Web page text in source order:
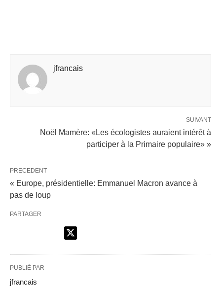
jfrancais
SUIVANT
Noël Mamère: «Les écologistes auraient intérêt à
participer à la Primaire populaire» »
PRECEDENT
« Europe, présidentielle: Emmanuel Macron avance à
pas de loup
PARTAGER
PUBLIÉ PAR
jfrancais